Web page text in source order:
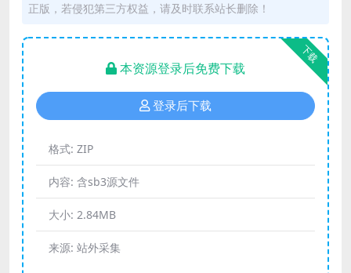
正版，若侵犯第三方权益，请及时联系站长删除！
下载
本资源登录后免费下载
登录后下载
格式: ZIP
内容: 含sb3源文件
大小: 2.84MB
来源: 站外采集